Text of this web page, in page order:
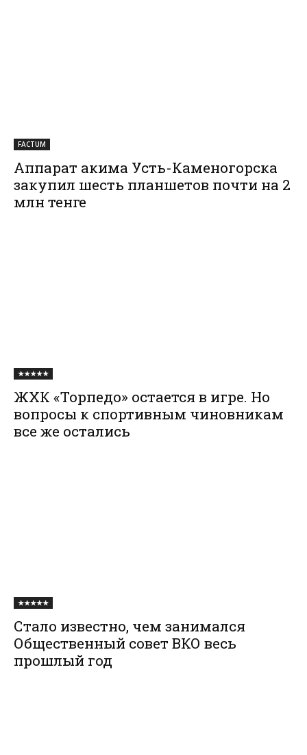
FACTUM
Аппарат акима Усть-Каменогорска
закупил шесть планшетов почти на 2
млн тенге
★★★★★
ЖХК «Торпедо» остается в игре. Но
вопросы к спортивным чиновникам
все же остались
★★★★★
Стало известно, чем занимался
Общественный совет ВКО весь
прошлый год